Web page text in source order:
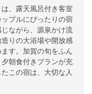
、露天風呂付き客室
プルにぴったりの宿
ながら、源泉かけ流
りの大浴場や開放感
す。加賀の旬をふん
朝食付きプランが充
この宿は、大切な人